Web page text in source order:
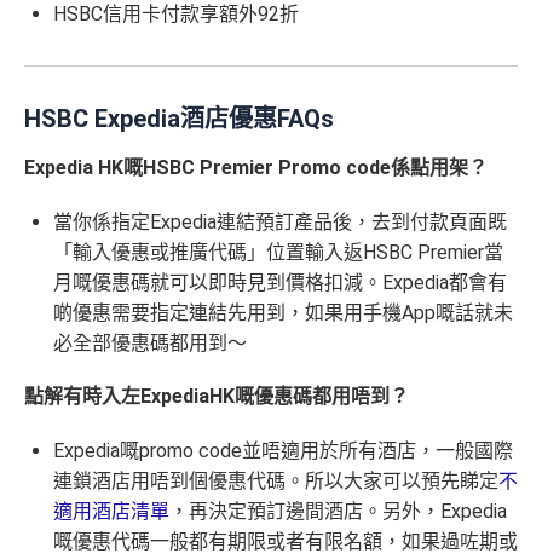
HSBC信用卡付款享額外92折
HSBC Expedia酒店優惠FAQs
Expedia HK嘅HSBC Premier Promo code係點用架？
當你係指定Expedia連結預訂產品後，去到付款頁面既
「輸入優惠或推廣代碼」位置輸入返HSBC Premier當
月嘅優惠碼就可以即時見到價格扣減。Expedia都會有
啲優惠需要指定連結先用到，如果用手機App嘅話就未
必全部優惠碼都用到～
點解有時入左ExpediaHK嘅優惠碼都用唔到？
Expedia嘅promo code並唔適用於所有酒店，一般國際
連鎖酒店用唔到個優惠代碼。所以大家可以預先睇定不
適用酒店清單 ，再決定預訂邊間酒店。另外，Expedia
嘅優惠代碼一般都有期限或者有限名額，如果過咗期或